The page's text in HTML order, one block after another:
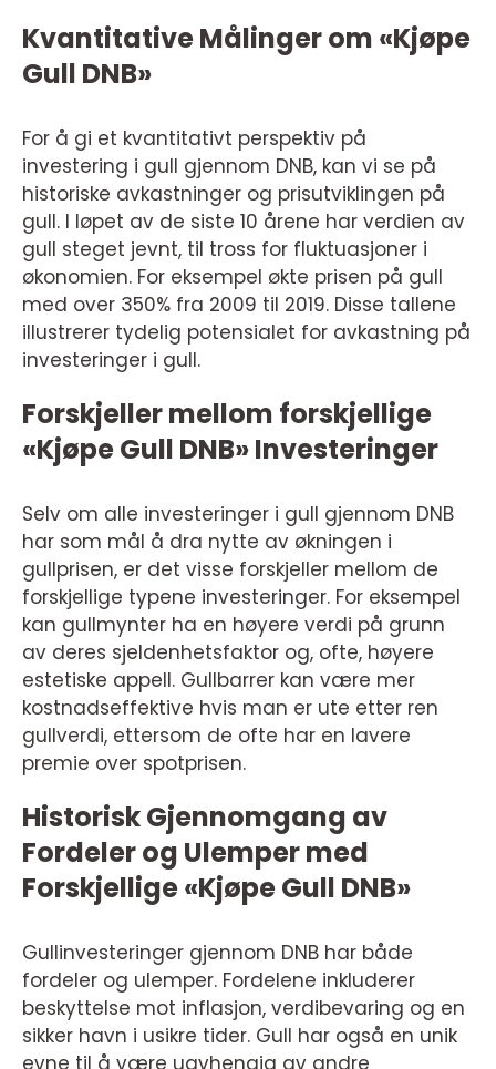
Kvantitative Målinger om «Kjøpe
Gull DNB»
For å gi et kvantitativt perspektiv på
investering i gull gjennom DNB, kan vi se på
historiske avkastninger og prisutviklingen på
gull. I løpet av de siste 10 årene har verdien av
gull steget jevnt, til tross for fluktuasjoner i
økonomien. For eksempel økte prisen på gull
med over 350% fra 2009 til 2019. Disse tallene
illustrerer tydelig potensialet for avkastning på
investeringer i gull.
Forskjeller mellom forskjellige
«Kjøpe Gull DNB» Investeringer
Selv om alle investeringer i gull gjennom DNB
har som mål å dra nytte av økningen i
gullprisen, er det visse forskjeller mellom de
forskjellige typene investeringer. For eksempel
kan gullmynter ha en høyere verdi på grunn
av deres sjeldenhetsfaktor og, ofte, høyere
estetiske appell. Gullbarrer kan være mer
kostnadseffektive hvis man er ute etter ren
gullverdi, ettersom de ofte har en lavere
premie over spotprisen.
Historisk Gjennomgang av
Fordeler og Ulemper med
Forskjellige «Kjøpe Gull DNB»
Gullinvesteringer gjennom DNB har både
fordeler og ulemper. Fordelene inkluderer
beskyttelse mot inflasjon, verdibevaring og en
sikker havn i usikre tider. Gull har også en unik
evne til å være uavhengig av andre